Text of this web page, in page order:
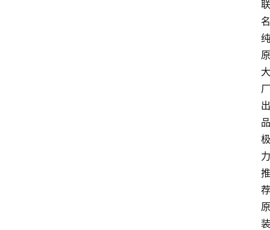
联
名
纯
原
大
厂
出
品
极
力
推
荐
原
装